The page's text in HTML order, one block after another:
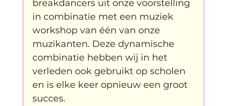
breakdancers uit onze voorstelling
in combinatie met een muziek
workshop van één van onze
muzikanten. Deze dynamische
combinatie hebben wij in het
verleden ook gebruikt op scholen
en is elke keer opnieuw een groot
succes.